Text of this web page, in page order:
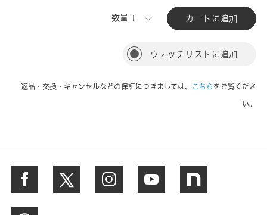
数量 カートに追加
ウォッチリストに追加
返品・交換・キャンセルなどの保証につきましては、 こちら をご覧くださ
い。